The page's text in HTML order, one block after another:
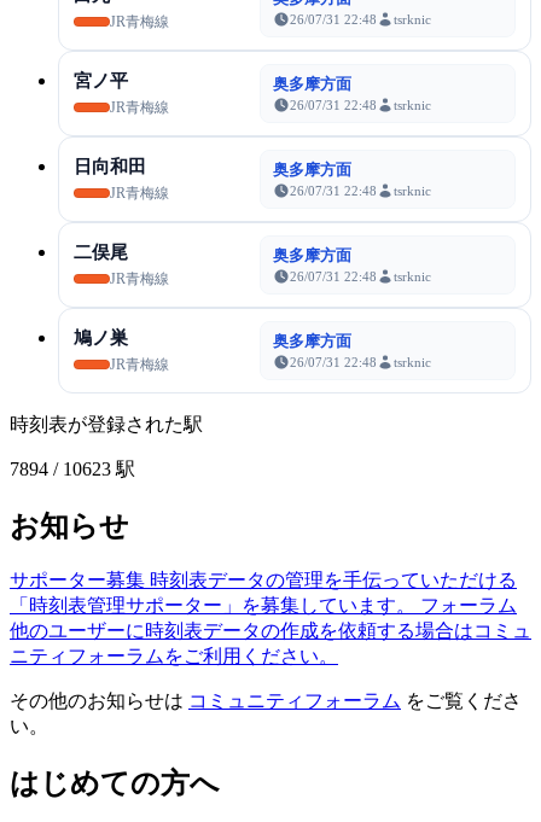
JR青梅線 26/07/31 22:48 tsrknic
宮ノ平
JR青梅線
奥多摩方面
26/07/31 22:48 tsrknic
日向和田
JR青梅線
奥多摩方面
26/07/31 22:48 tsrknic
二俣尾
JR青梅線
奥多摩方面
26/07/31 22:48 tsrknic
鳩ノ巣
JR青梅線
奥多摩方面
26/07/31 22:48 tsrknic
時刻表が登録された駅
7894 / 10623 駅
お知らせ
サポーター募集 時刻表データの管理を手伝っていただける
「時刻表管理サポーター」を募集しています。
フォーラム
他のユーザーに時刻表データの作成を依頼する場合はコミュ
ニティフォーラムをご利用ください。
その他のお知らせは コミュニティフォーラム をご覧くださ
い。
はじめての方へ